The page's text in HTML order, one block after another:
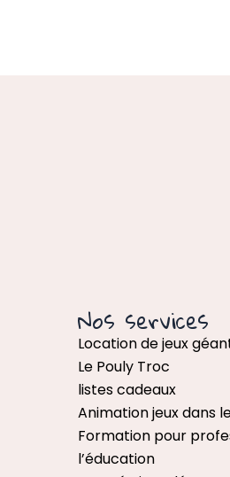
Nos services
Location de jeux
Le Pouly Troc
listes cadeaux
Animation jeux dans
Formation pour
l’éducation